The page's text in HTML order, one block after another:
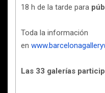
18 h de la tarde para
Toda la información
en
Las 33 galerías